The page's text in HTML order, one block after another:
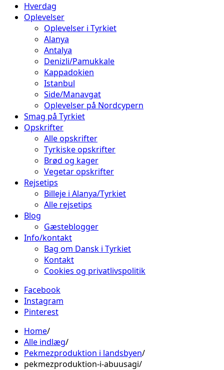
Hverdag
Oplevelser
Oplevelser i Tyrkiet
Alanya
Antalya
Denizli/Pamukkale
Kappadokien
Istanbul
Side/Manavgat
Oplevelser på Nordcypern
Smag på Tyrkiet
Opskrifter
Alle opskrifter
Tyrkiske opskrifter
Brød og kager
Vegetar opskrifter
Rejsetips
Billeje i Alanya/Tyrkiet
Alle rejsetips
Blog
Gæsteblogger
Info/kontakt
Bag om Dansk i Tyrkiet
Kontakt
Cookies og privatlivspolitik
Facebook
Instagram
Pinterest
Home
Alle indlæg
Pekmezproduktion i landsbyen
pekmezproduktion-i-abuusagi